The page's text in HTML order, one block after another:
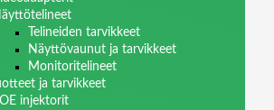
Telineiden tarvikkeet
Näyttövaunut ja tarvikkeet
Monitoritelineet
ja tarvikkeet
injektorit